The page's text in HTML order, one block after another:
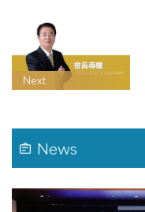
Next
News